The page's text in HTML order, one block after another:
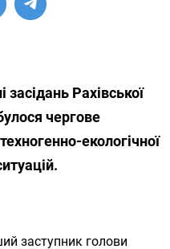
Рахівської
чергове
екологічної
заступник голови